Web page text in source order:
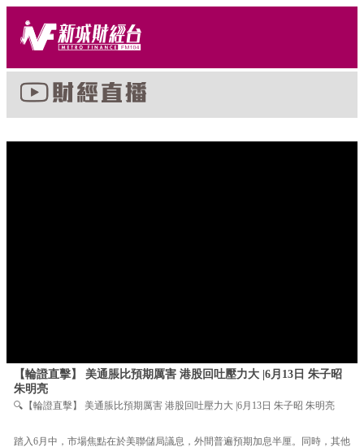
【輪證直擊】 美通脹比預期厲害 港股回吐壓力大 |6月13日 朱子昭
朱明亮
🔍【輪證直擊】 美通脹比預期厲害 港股回吐壓力大 |6月13日 朱子昭 朱明亮
踏入6月中，市場焦點在於美聯儲局議息，外間普遍預期加息半厘。同時，其他